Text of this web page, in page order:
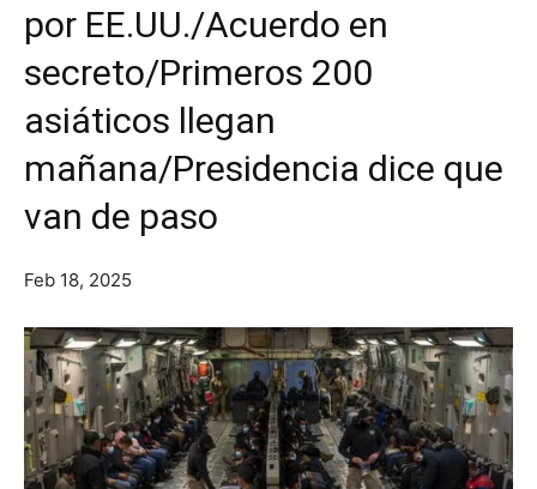
por EE.UU./Acuerdo en
secreto/Primeros 200
asiáticos llegan
mañana/Presidencia dice que
van de paso
Feb 18, 2025